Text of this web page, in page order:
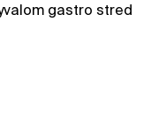
gastro stred